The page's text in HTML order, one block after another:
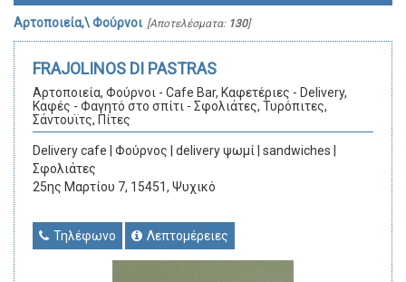
Αρτοποιεία,\ Φούρνοι [Αποτελέσματα: 130]
FRAJOLINOS DI PASTRAS
Αρτοποιεία, Φούρνοι - Cafe Bar, Καφετέριες - Delivery,
Καφές - Φαγητό στο σπίτι - Σφολιάτες, Τυρόπιτες,
Σάντουϊτς, Πίτες
Delivery cafe | Φούρνος | delivery ψωμί | sandwiches |
Σφολιάτες
25ης Μαρτίου 7, 15451, Ψυχικό
Τηλέφωνο Λεπτομέρειες